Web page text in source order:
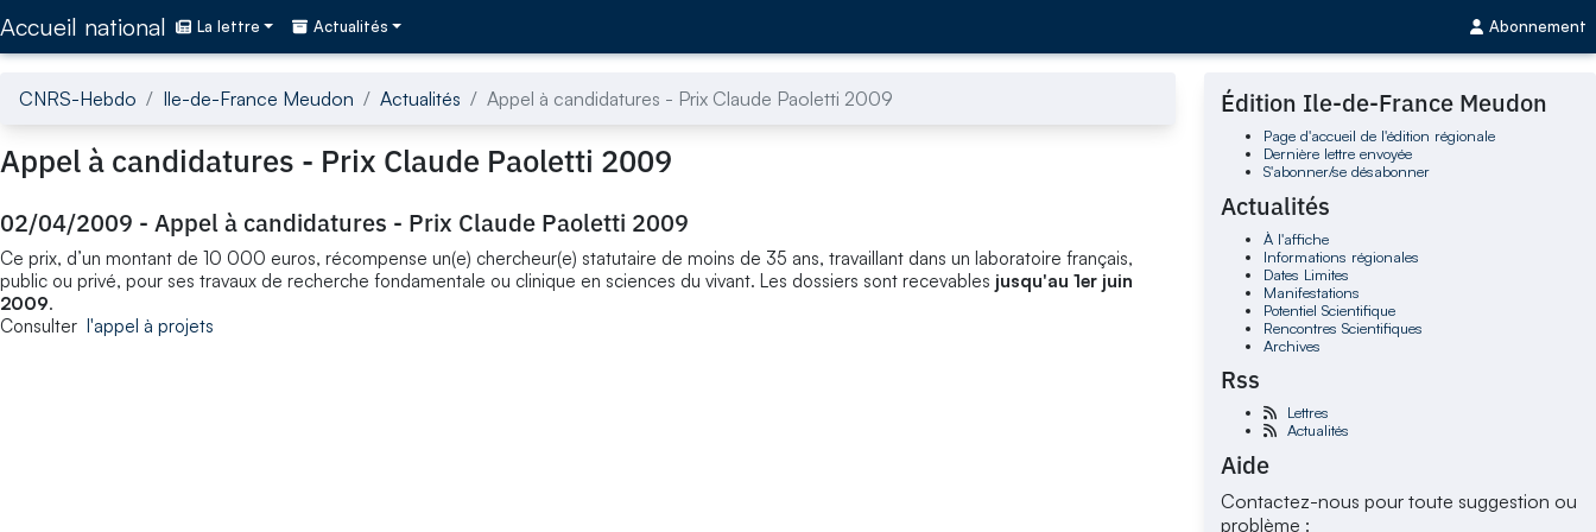
Accueil national La lettre Actualités Abonnement
CNRS-Hebdo Ile-de-France Meudon Actualités Appel à candidatures - Prix Claude Paoletti 2009
Appel à candidatures - Prix Claude Paoletti 2009
02/04/2009 - Appel à candidatures - Prix Claude Paoletti 2009
Ce prix, d’un montant de 10 000 euros, récompense un(e) chercheur(e) statutaire de moins de 35 ans, travaillant dans un laboratoire français,
public ou privé, pour ses travaux de recherche fondamentale ou clinique en sciences du vivant. Les dossiers sont recevables jusqu'au 1er juin
2009.
Consulter l'appel à projets
Édition Ile-de-France Meudon
Page d'accueil de l'édition régionale
Dernière lettre envoyée
S'abonner/se désabonner
Actualités
À l'affiche
Informations régionales
Dates Limites
Manifestations
Potentiel Scientifique
Rencontres Scientifiques
Archives
Rss
Lettres
Actualités
Aide
Contactez-nous pour toute suggestion ou
problème :